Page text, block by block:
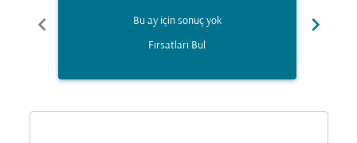
chevron_left Bu ay için sonuç yok
Fırsatları Bul
chevron_right